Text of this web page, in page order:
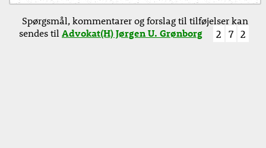
Spørgsmål, kommentarer og forslag til tilføjelser kan
sendes tilAdvokat(H) Jørgen U. Grønborg 2 7 2